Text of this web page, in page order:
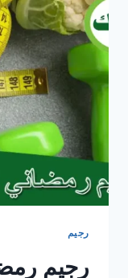
رجيم